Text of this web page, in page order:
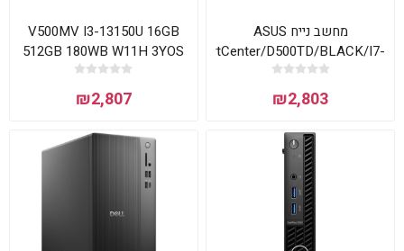
מחשב נייח ASUS
ExpertCenter/D500TD/BLACK/I7-
12700/8GB/512GB
SSD/Intel® Graphics
770/FD/Without
KB&Mouse/3YOS
₪2,803
V500MV I3-13150U 16GB
512GB 180WB W11H 3YOS
Asus
₪2,807